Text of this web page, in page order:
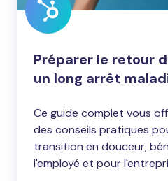
maladie
Préparer le retour
un long arrêt
Ce guide complet vous
des conseils pratiques
transition en douceur,
l'employé et pour